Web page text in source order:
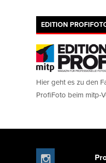
EDITION
Hier geht es zu den
ProfiFoto beim mitp-